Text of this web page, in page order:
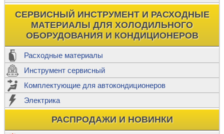
СЕРВИСНЫЙ ИНСТРУМЕНТ И РАСХОДНЫЕ
МАТЕРИАЛЫ ДЛЯ ХОЛОДИЛЬНОГО
ОБОРУДОВАНИЯ И КОНДИЦИОНЕРОВ
Расходные материалы
Инструмент сервисный
Комплектующие для автокондиционеров
Электрика
РАСПРОДАЖИ И НОВИНКИ